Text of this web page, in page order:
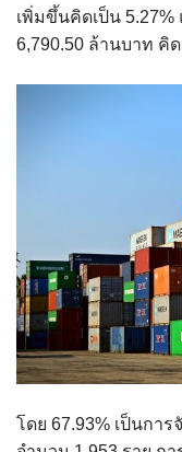
เพิ่มขึ้นคิดเป็น
6,790.50 ล้านบาท คิด
โดย 67.93% เป็นกา